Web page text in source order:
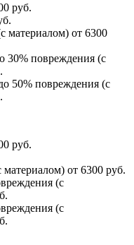
руб.
материалом) от 6300
30% повреждения (с
50% повреждения (с
руб.
от 6300 руб.
(с
(с